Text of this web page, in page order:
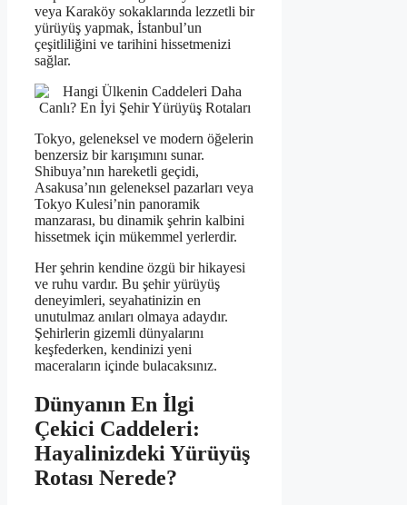
veya Karaköy sokaklarında lezzetli bir
yürüyüş yapmak, İstanbul’un
çeşitliliğini ve tarihini hissetmenizi
sağlar.
Tokyo, geleneksel ve modern öğelerin
benzersiz bir karışımını sunar.
Shibuya’nın hareketli geçidi,
Asakusa’nın geleneksel pazarları veya
Tokyo Kulesi’nin panoramik
manzarası, bu dinamik şehrin kalbini
hissetmek için mükemmel yerlerdir.
Her şehrin kendine özgü bir hikayesi
ve ruhu vardır. Bu şehir yürüyüş
deneyimleri, seyahatinizin en
unutulmaz anıları olmaya adaydır.
Şehirlerin gizemli dünyalarını
keşfederken, kendinizi yeni
maceraların içinde bulacaksınız.
Dünyanın En İlgi
Çekici Caddeleri:
Hayalinizdeki Yürüyüş
Rotası Nerede?